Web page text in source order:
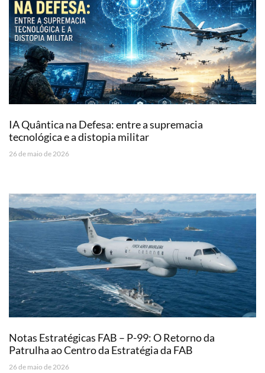
IA Quântica na Defesa: entre a supremacia
tecnológica e a distopia militar
26 de maio de 2026
Notas Estratégicas FAB – P-99: O Retorno da
Patrulha ao Centro da Estratégia da FAB
26 de maio de 2026